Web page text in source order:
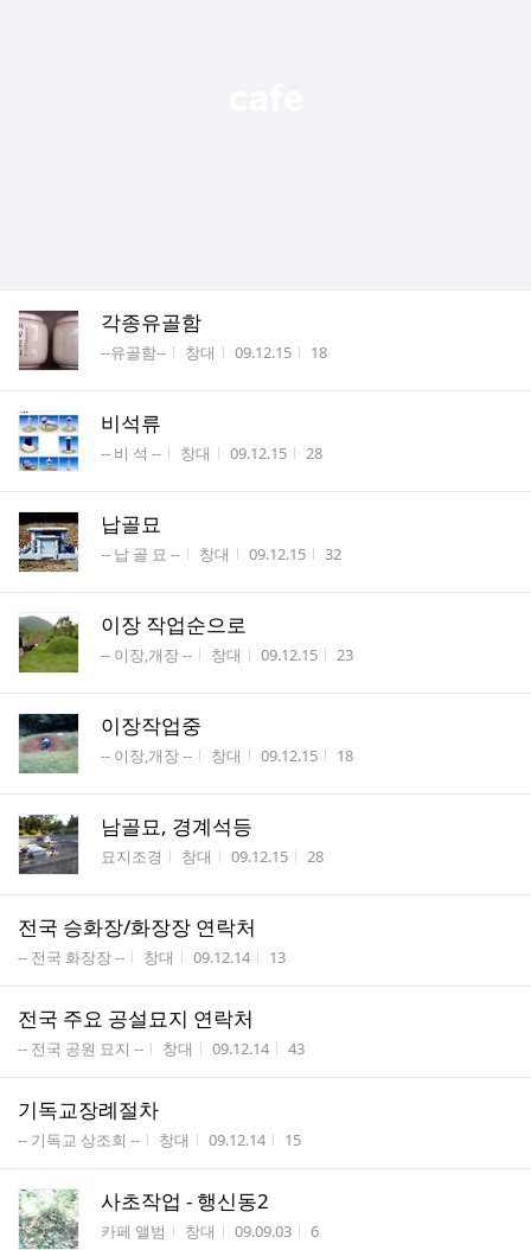
각종유골함
게시판명
--유골함-- 작성자
창대 작성시간
09.12.15 조회수
18
비석류
게시판명
-- 비 석 -- 작성자
창대 작성시간
09.12.15 조회수
28
납골묘
게시판명
-- 납 골 묘 -- 작성자
창대 작성시간
09.12.15 조회수
32
이장 작업순으로
게시판명
-- 이장,개장 -- 작성자
창대 작성시간
09.12.15 조회수
23
이장작업중
게시판명
-- 이장,개장 -- 작성자
창대 작성시간
09.12.15 조회수
18
남골묘, 경계석등
게시판명
묘지조경 작성자
창대 작성시간
09.12.15 조회수
28
전국 승화장/화장장 연락처
게시판명
-- 전국 화장장 -- 작성자
창대 작성시간
09.12.14 조회수
13
전국 주요 공설묘지 연락처
게시판명
-- 전국 공원 묘지 -- 작성자
창대 작성시간
09.12.14 조회수
43
기독교장례절차
게시판명
-- 기독교 상조회 -- 작성자
창대 작성시간
09.12.14 조회수
15
사초작업 - 행신동2
게시판명
카페 앨범 작성자
창대 작성시간
09.09.03 조회수
6